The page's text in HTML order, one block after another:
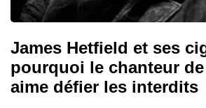
James Hetfield et ses
pourquoi le chanteur
aime défier les interdits